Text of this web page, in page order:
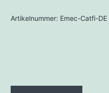
Artikelnummer: Emec-Catfi-DE